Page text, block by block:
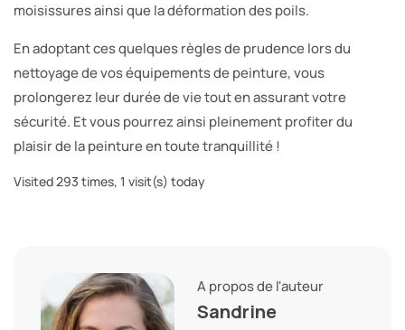
moisissures ainsi que la déformation des poils.
En adoptant ces quelques règles de prudence lors du
nettoyage de vos équipements de peinture, vous
prolongerez leur durée de vie tout en assurant votre
sécurité. Et vous pourrez ainsi pleinement profiter du
plaisir de la peinture en toute tranquillité !
Visited 293 times, 1 visit(s) today
A propos de l'auteur
Sandrine